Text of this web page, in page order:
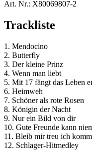
Art. Nr.: X80069807-2
Trackliste
1. Mendocino
2. Butterfly
3. Der kleine Prinz
4. Wenn man liebt
5. Mit 17 fängt das Leben
6. Heimweh
7. Schöner als rote Rosen
8. Königin der Nacht
9. Nur ein Bild von dir
10. Gute Freunde kann
11. Bleib mir treu ich
12. Schlager-Hitmedley